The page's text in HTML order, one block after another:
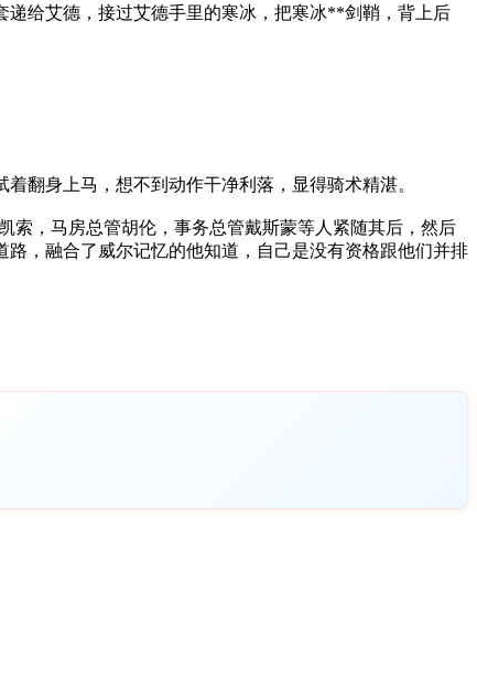
给艾德，接过艾德手里的寒冰，把寒冰**剑鞘，背上后
翻身上马，想不到动作干净利落，显得骑术精湛。
索，马房总管胡伦，事务总管戴斯蒙等人紧随其后，然后
，融合了威尔记忆的他知道，自己是没有资格跟他们并排